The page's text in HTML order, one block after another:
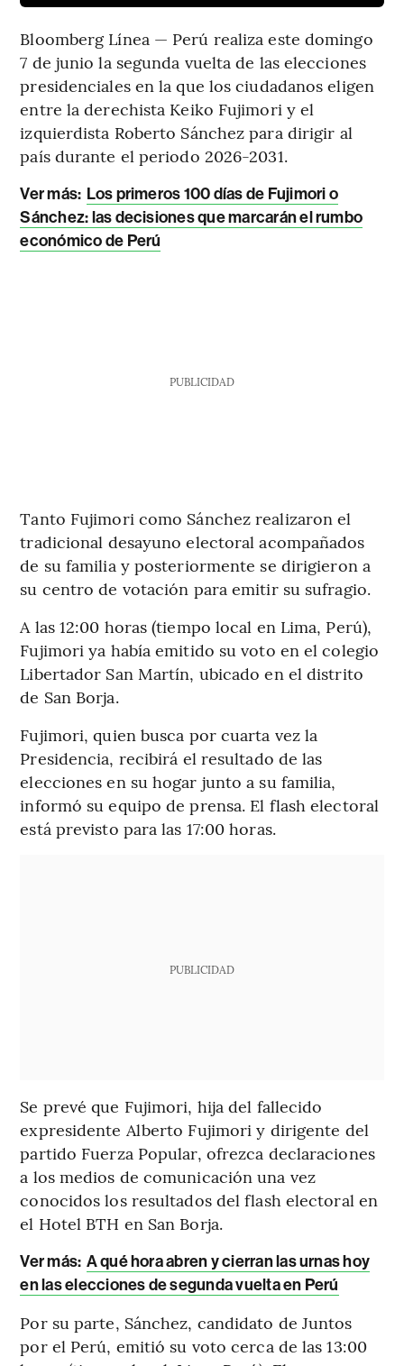
Bloomberg Línea — Perú realiza este domingo
7 de junio la segunda vuelta de las elecciones
presidenciales en la que los ciudadanos eligen
entre la derechista Keiko Fujimori y el
izquierdista Roberto Sánchez para dirigir al
país durante el periodo 2026-2031.
Ver más: Los primeros 100 días de Fujimori o
Sánchez: las decisiones que marcarán el rumbo
económico de Perú
PUBLICIDAD
Tanto Fujimori como Sánchez realizaron el
tradicional desayuno electoral acompañados
de su familia y posteriormente se dirigieron a
su centro de votación para emitir su sufragio.
A las 12:00 horas (tiempo local en Lima, Perú),
Fujimori ya había emitido su voto en el colegio
Libertador San Martín, ubicado en el distrito
de San Borja.
Fujimori, quien busca por cuarta vez la
Presidencia, recibirá el resultado de las
elecciones en su hogar junto a su familia,
informó su equipo de prensa. El flash electoral
está previsto para las 17:00 horas.
PUBLICIDAD
Se prevé que Fujimori, hija del fallecido
expresidente Alberto Fujimori y dirigente del
partido Fuerza Popular, ofrezca declaraciones
a los medios de comunicación una vez
conocidos los resultados del flash electoral en
el Hotel BTH en San Borja.
Ver más: A qué hora abren y cierran las urnas hoy
en las elecciones de segunda vuelta en Perú
Por su parte, Sánchez, candidato de Juntos
por el Perú, emitió su voto cerca de las 13:00